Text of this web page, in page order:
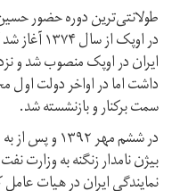
طولانتی‌ترین دوره حضور حسین
در اوپک
ایران در اوپک منصوب شد و
سمت برکنار و بازنشسته شد.
در ششم مهر
بیژن نامدار زنگنه به وزارت